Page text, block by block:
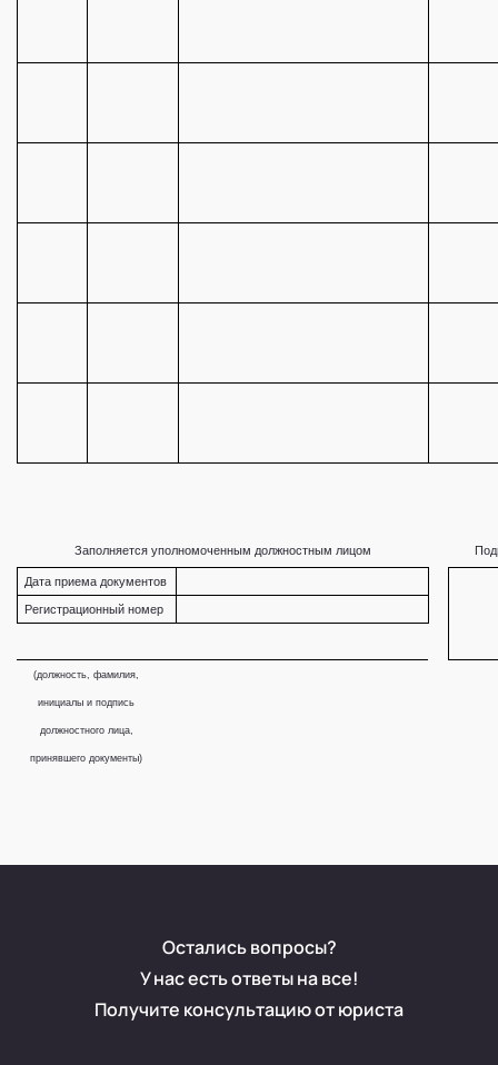
Заполняется уполномоченным должностным лицом
Дата приема документов
Регистрационный номер
(должность, фамилия,
инициалы и подпись
должностного лица,
принявшего документы)
Остались вопросы?
У нас есть ответы на все!
Получите консультацию от юриста